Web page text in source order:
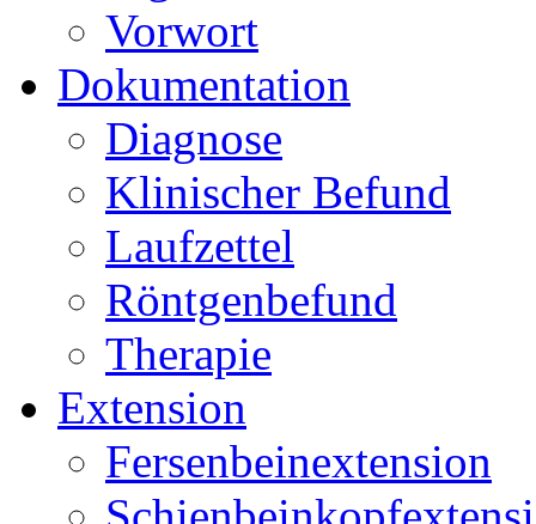
Vorwort
Dokumentation
Diagnose
Klinischer Befund
Laufzettel
Röntgenbefund
Therapie
Extension
Fersenbeinextension